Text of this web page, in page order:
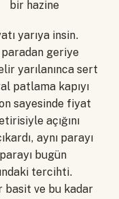
bir hazine
yarıya insin.
paradan geriye
yarılanınca sert
patlama kapıyı
sayesinde fiyat
açığını
aynı parayı
bugün
tercihti.
basit ve bu kadar